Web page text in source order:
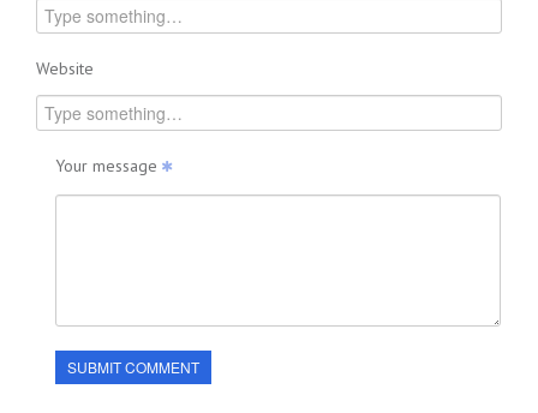
Website
Your message
SUBMIT COMMENT